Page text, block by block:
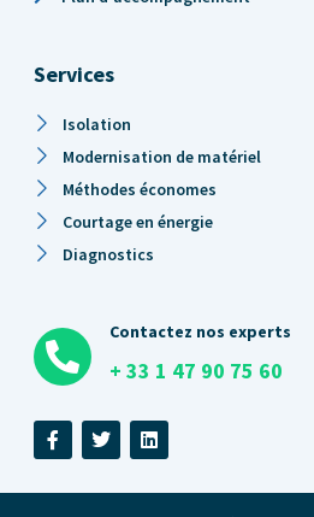
Services
Isolation
Modernisation de matériel
Méthodes économes
Courtage en énergie
Diagnostics
Contactez nos experts
+ 33 1 47 90 75 60